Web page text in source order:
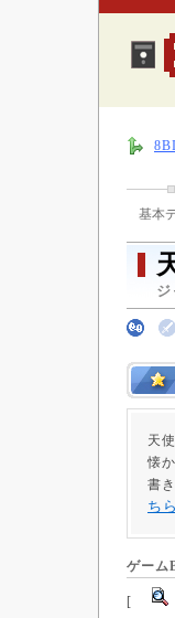
基本
天
懐
書
ち
ゲーム
[